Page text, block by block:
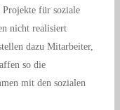
für soziale
nicht realisiert
dazu Mitarbeiter,
so die
mit den sozialen